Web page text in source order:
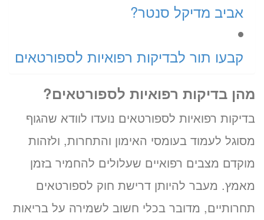
אביב מדיקל סנטר?
קבעו תור לבדיקות רפואיות לספורטאים
מהן בדיקות רפואיות לספורטאים?
בדיקות רפואיות לספורטאים נועדו לוודא שהגוף
מסוגל לעמוד בעומסי האימון והתחרות, ולזהות
מוקדם מצבים רפואיים שעלולים להחמיר בזמן
מאמץ. מעבר להיותן דרישת חוק לספורטאים
תחרותיים, מדובר בכלי חשוב לשמירה על בריאות